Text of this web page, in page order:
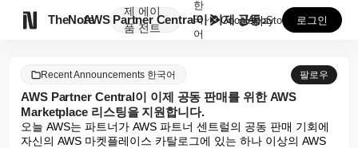
TheNote
제
품
에이
전트
AWS Partner Central이 이제 공동 판매를...
한
국
어
GooglePlay
AppStore 로그인
Recent Announcements 한국어 팔로우
AWS Partner Central이 이제 공동 판매를 위한 AWS
Marketplace 리스팅을 지원합니다.
오늘 AWS는 파트너가 AWS 파트너 센트럴의 공동 판매 기회에
자신의 AWS 마켓플레이스 카탈로그에 있는 하나 이상의 AWS